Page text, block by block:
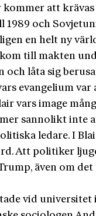
att krävas
1989 och
en helt ny
till makten
låta sig
evangelium var
vars image
sannolikt inte
ledare. I
Att politiker
även om
vid universitet